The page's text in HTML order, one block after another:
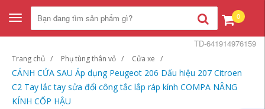
Toggle
navigation
0
Trang chủ Phụ tùng thân vỏ Cửa xe
CÁNH CỬA SAU Áp dụng Peugeot 206 Dấu hiệu 207 Citroen
C2 Tay lắc tay sửa đổi công tắc lắp ráp kính COMPA NÂNG
KÍNH CỐP HẬU
TD-641914976159